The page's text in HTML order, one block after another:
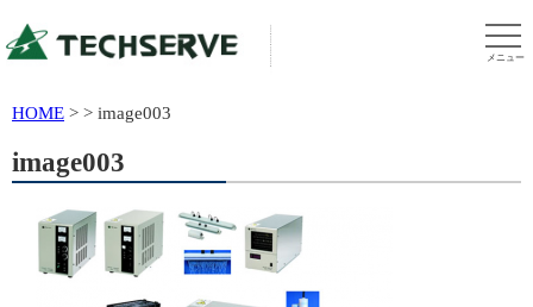
メニュー
HOME > > image003
image003